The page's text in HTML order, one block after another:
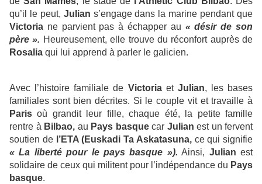
qu’il le peut, Julian s’engage dans la marine pendant que
Victoria ne parvient pas à échapper au « désir de son
père ». Heureusement, elle trouve du réconfort auprès de
Rosalia qui lui apprend à parler le galicien.
Avec l’histoire familiale de Victoriaet Julian, les bases
familiales sont bien décrites. Si le couple vit et travaille à
Paris où grandit leur fille, chaque été, la petite famille
rentre à Bilbao, au Pays basquecar Julian est un fervent
soutien de l’ETA (Euskadi Ta Askatasuna, ce qui signifie
« La liberté pour le pays basque »). Ainsi, Julian est
solidaire de ceux qui militent pour l’indépendance du Pays
basque.